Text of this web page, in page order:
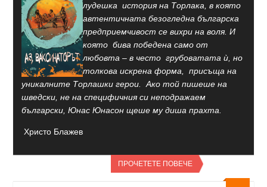
лудешка история на Торлака, в която
автентичната безогледна българска
предприемчивост се вихри на воля. И
която бива победена само от
любовта – в често грубоватата ѝ, но
толкова искрена форма, присъща на
уникалните Торлашки герои. Ако той пишеше на
шведски, не на специфичния си неподражаем
български, Юнас Юнасон щеше му диша прахта.
Христо Блажев
ПРОЧЕТЕТЕ ПОВЕЧЕ